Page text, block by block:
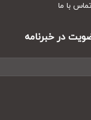
با ما
در خبرنامه